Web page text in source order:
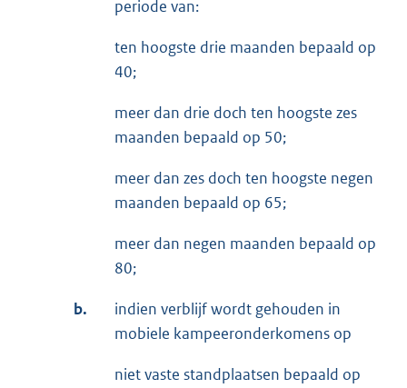
periode van:
ten hoogste drie maanden bepaald op
40;
meer dan drie doch ten hoogste zes
maanden bepaald op 50;
meer dan zes doch ten hoogste negen
maanden bepaald op 65;
meer dan negen maanden bepaald op
80;
b.
indien verblijf wordt gehouden in
mobiele kampeeronderkomens op
niet vaste standplaatsen bepaald op